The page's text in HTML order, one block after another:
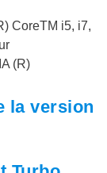
CoreTM i5, i7,
(R)
la version